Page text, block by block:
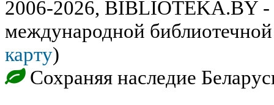
2006-2026, BIBLIOTEKA.BY -
международной
карту)
Сохраняя наследие